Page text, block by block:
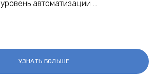
автоматизации ...
УЗНАТЬ БОЛЬШЕ